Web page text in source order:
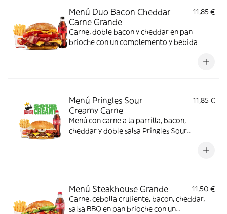
Menú Duo Bacon Cheddar
Carne Grande
11,85 €
Carne, doble bacon y cheddar en pan
brioche con un complemento y bebida
Menú Pringles Sour
Creamy Carne
11,85 €
Menú con carne a la parrilla, bacon,
cheddar y doble salsa Pringles Sour
Menú Steakhouse Grande
11,50 €
Carne, cebolla crujiente, bacon, cheddar,
salsa BBQ en pan brioche con un